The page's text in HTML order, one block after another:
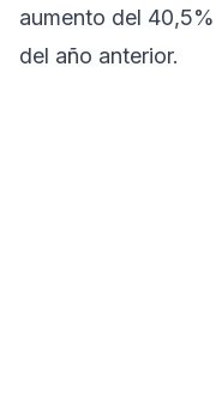
aumento del
del año anterior.